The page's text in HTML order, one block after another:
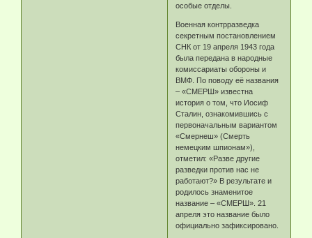
особые отделы.
Военная контрразведка
секретным постановлением
СНК от 19 апреля 1943 года
была передана в народные
комиссариаты обороны и
ВМФ. По поводу её названия
– «СМЕРШ» известна
история о том, что Иосиф
Сталин, ознакомившись с
первоначальным вариантом
«Смернеш» (Смерть
немецким шпионам»),
отметил: «Разве другие
разведки против нас не
работают?» В результате и
родилось знаменитое
название – «СМЕРШ». 21
апреля это название было
официально зафиксировано.